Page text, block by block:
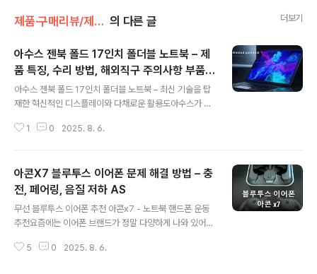
제품·구매리뷰/제품리뷰 의 다른 글 더보기
아수스 젠북 폴드 17인치 폴더블 노트북 – 제
품 특징, 수리 방법, 해외직구 주의사항 부품
수리비용
아수스 젠북 폴드 17인치 폴더블 노트북 – 최신 기술을 탑
재한 혁신적인 디스플레이와 다채로운 활용도아수스가 CE
를 넘어서는 혁신적인 폴더블 디스플레이를 장착한 최초의
과 다채로운 활용성을 자랑하느데요 특히 폴더블 기술을
통해 노트북을 태블릿처럼 사용할 수 있으며, 키보드 분리
및 터치스크린 활용이 가능한 점에서 새로운 작업 환경을
제공합니다.또한, ScreenXpret 기술 덕분에 화면을 접거
나 이동할 때도 손쉽게 앱을 관리할 수 있어 멀티태스킹이
용이합니다.본 글에서는 아수스 젠북 폴드의 제품 사양, 고
1 0 2025. 8. 6.
아콘X7 블루투스 이어폰 문제 해결 방법 – 충
전, 페어링, 음질 저하 AS
무선 블루투스 이어폰 추천 아콘x7 - 노트북 핸드폰 운동
추천요즘에는 이어폰 브랜드가 정말 다양하게 나와 있어서
음질보다는 디자인과 패션에 더 신경을 쓰는 분들도 많아
5 0 2025. 8. 6.